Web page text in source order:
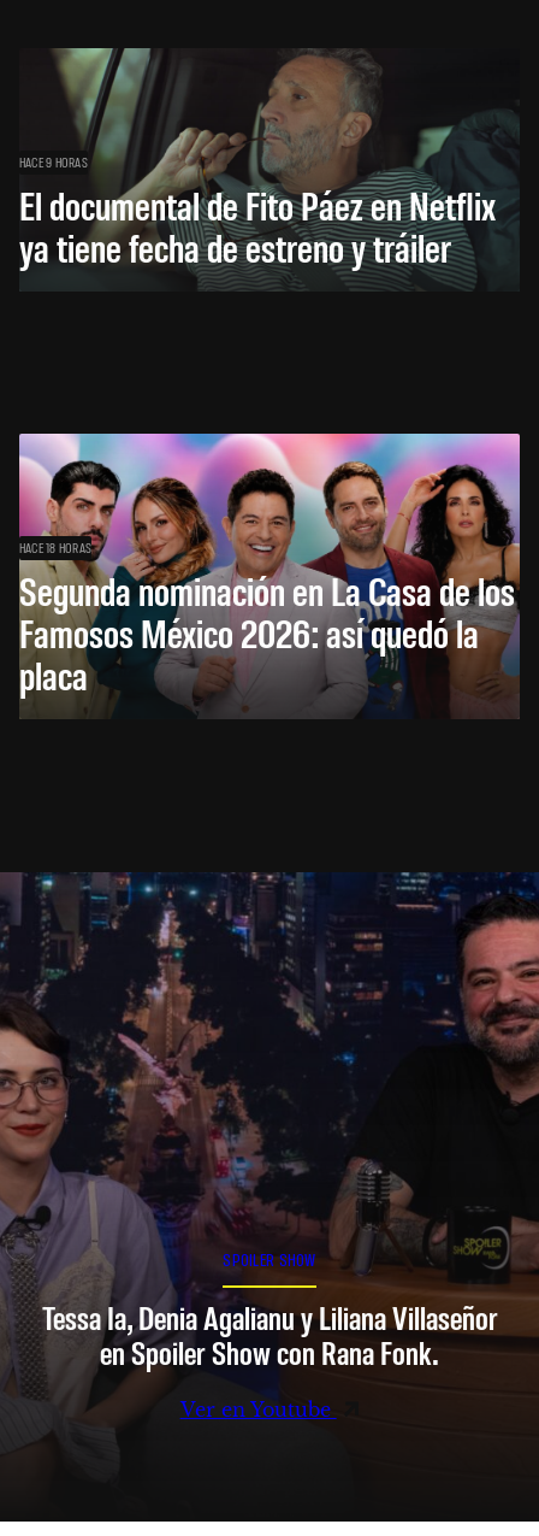
HACE 9 HORAS
El documental de Fito Páez en Netflix
ya tiene fecha de estreno y tráiler
HACE 18 HORAS
Segunda nominación en La Casa de los
Famosos México 2026: así quedó la
placa
SPOILER SHOW
Tessa Ia, Denia Agalianu y Liliana Villaseñor
en Spoiler Show con Rana Fonk.
Ver en Youtube